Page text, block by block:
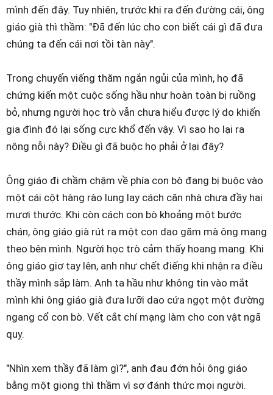
mình đến đây. Tuy nhiên, trước khi ra đến đường cái, ông
giáo già thì thầm: "Đã đến lúc cho con biết cái gì đã đưa
chúng ta đến cái nơi tồi tàn này".
Trong chuyến viếng thăm ngắn ngủi của mình, họ đã
chứng kiến một cuộc sống hầu như hoàn toàn bị ruồng
bỏ, nhưng người học trò vẫn chưa hiểu được lý do khiến
gia đình đó lại sống cực khổ đến vậy. Vì sao họ lại ra
nông nỗi này? Điều gì đã buộc họ phải ở lại đây?
Ông giáo đi chầm chậm về phía con bò đang bị buộc vào
một cái cột hàng rào lung lay cách căn nhà chưa đầy hai
mươi thước. Khi còn cách con bò khoảng một bước
chán, ông giáo già rút ra một con dao găm mà ông mang
theo bên mình. Người học trò cảm thấy hoang mang. Khi
ông giáo giơ tay lên, anh như chết điếng khi nhận ra điều
thầy mình sắp làm. Anh ta hầu như không tin vào mắt
mình khi ông giáo già đưa lưỡi dao cứa ngọt một đường
ngang cổ con bò. Vết cắt chí mạng làm cho con vật ngã
quỵ.
"Nhìn xem thầy đã làm gì?", anh đau đớn hỏi ông giáo
bằng một giọng thì thầm vì sợ đánh thức mọi người.